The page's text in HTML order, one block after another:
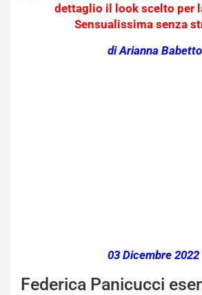
dettaglio il look scelto per
Sensualissima senza
di Arianna Babetto
03 Dicembre 2022
Federica Panicucci